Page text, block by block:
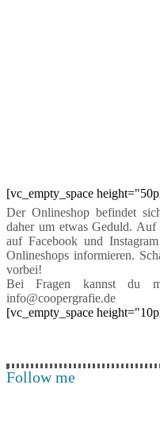
[vc_empty_space
Der Onlineshop befindet
daher um etwas Geduld.
auf Facebook und
Onlineshops informieren.
vorbei!
Bei Fragen kannst du
info@coopergrafie.de
[vc_empty_space
Follow me